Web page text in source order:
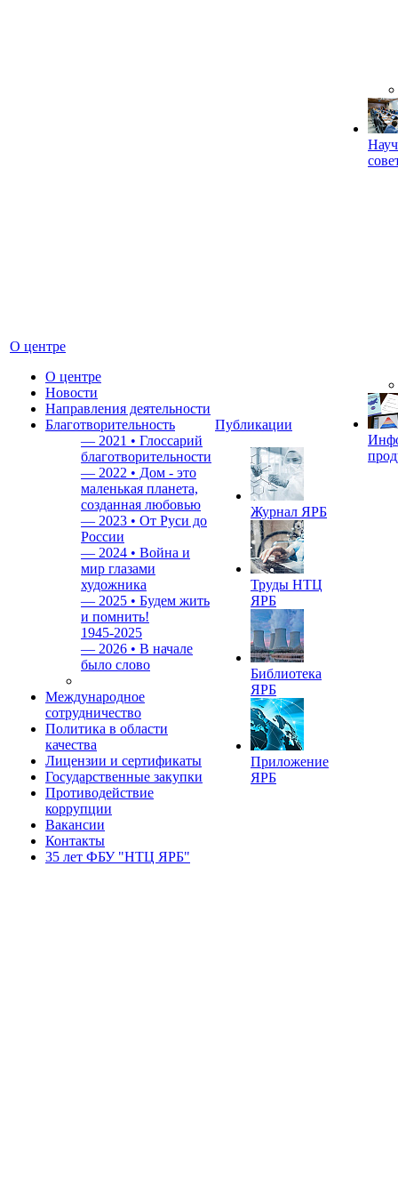
О центре
О центре
Новости
Направления деятельности
Благотворительность
— 2021 • Глоссарий
благотворительности
— 2022 • Дом - это
маленькая планета,
созданная любовью
— 2023 • От Руси до
России
— 2024 • Война и
мир глазами
художника
— 2025 • Будем жить
и помнить!
1945-2025
— 2026 • В начале
было слово
Международное
сотрудничество
Политика в области
качества
Лицензии и сертификаты
Государственные закупки
Противодействие
коррупции
Вакансии
Контакты
35 лет ФБУ "НТЦ ЯРБ"
Публикации
Журнал ЯРБ
Труды НТЦ
ЯРБ
Библиотека
ЯРБ
Приложение
ЯРБ